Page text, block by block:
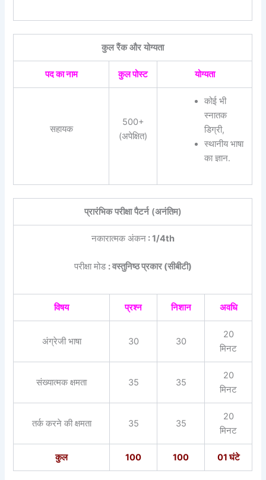
कुल रैंक और योग्यता
पद का नाम कुल पोस्ट योग्यता
सहायक
500+
(अपेक्षित)
कोई भी
स्नातक
डिग्री,
स्थानीय भाषा
का ज्ञान.
प्रारंभिक परीक्षा पैटर्न (अनंतिम)
नकारात्मक अंकन: 1/4th
परीक्षा मोड : वस्तुनिष्ठ प्रकार (सीबीटी)
विषय प्रश्न निशान अवधि
अंग्रेजी भाषा 30 30
20
मिनट
संख्यात्मक क्षमता 35 35
20
मिनट
तर्क करने की क्षमता 35 35
20
मिनट
कुल 100 100 01 घंटे